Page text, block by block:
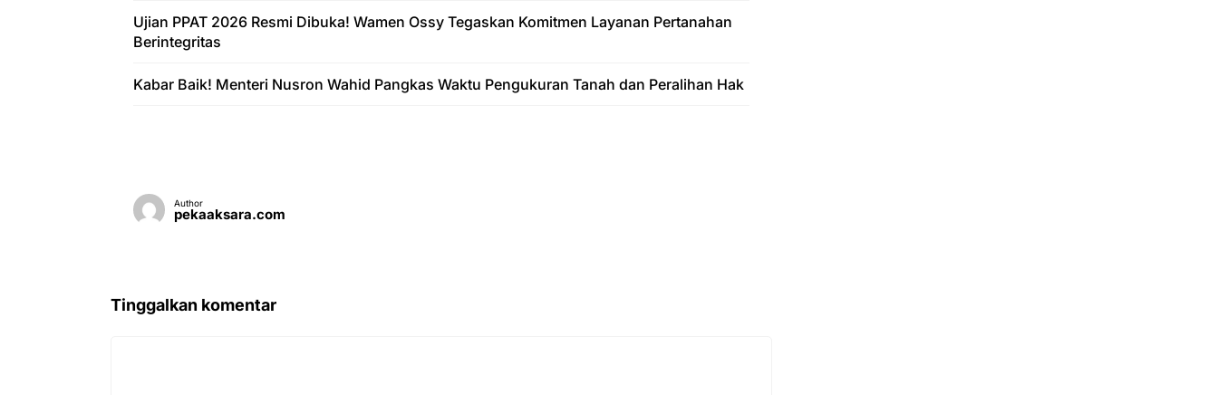
Ujian PPAT 2026 Resmi Dibuka! Wamen Ossy Tegaskan Komitmen Layanan Pertanahan
Berintegritas
Kabar Baik! Menteri Nusron Wahid Pangkas Waktu Pengukuran Tanah dan Peralihan Hak
Author
pekaaksara.com
Tinggalkan komentar